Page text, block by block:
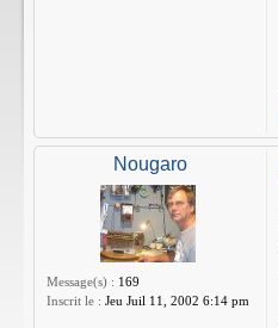
Nougaro
Message(s) : 169
Inscrit le : Jeu Juil 11, 2002 6:14 pm